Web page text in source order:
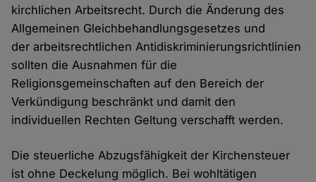
kirchlichen Arbeitsrecht. Durch die Änderung des
Allgemeinen Gleichbehandlungsgesetzes und
der arbeitsrechtlichen Antidiskriminierungsrichtlinien
sollten die Ausnahmen für die
Religionsgemeinschaften auf den Bereich der
Verkündigung beschränkt und damit den
individuellen Rechten Geltung verschafft werden.
Die steuerliche Abzugsfähigkeit der Kirchensteuer
ist ohne Deckelung möglich. Bei wohltätigen